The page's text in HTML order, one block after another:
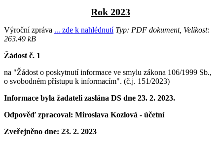
Rok 2023
Výroční zpráva ... zde k nahlédnutí Typ: PDF dokument, Velikost:
263.49 kB
Žádost č. 1
na "Žádost o poskytnutí informace ve smylu zákona 106/1999 Sb.,
o svobodném přístupu k informacím". (č.j. 151/2023)
Informace byla žadateli zaslána DS dne 23. 2. 2023.
Odpověď zpracoval: Miroslava Kozlová - účetní
Zveřejněno dne: 23. 2. 2023